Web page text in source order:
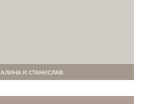
АЛИНА И СТАНИСЛАВ